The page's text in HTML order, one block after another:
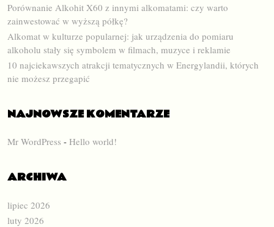
Porównanie Alkohit X60 z innymi alkomatami: czy warto
zainwestować w wyższą półkę?
Alkomat w kulturze popularnej: jak urządzenia do pomiaru
alkoholu stały się symbolem w filmach, muzyce i reklamie
10 najciekawszych atrakcji tematycznych w Energylandii, których
nie możesz przegapić
NAJNOWSZE KOMENTARZE
Mr WordPress - Hello world!
ARCHIWA
lipiec 2026
luty 2026